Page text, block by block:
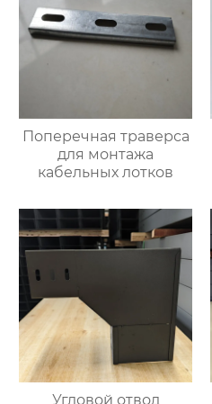
Поперечная траверса
для монтажа
кабельных лотков
Угловой отвод